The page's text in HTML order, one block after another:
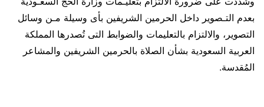
بعدم التـصوير داخل الحرمين الشريفين بأى وسيلة مـن وسائل
التصوير، والالتزام بالتعليمات والضوابط التى تُصدرها المملكة
العربية السعودية بشأن الصلاة بالحرمين الشريفين والمشاعر
المُقدسة.